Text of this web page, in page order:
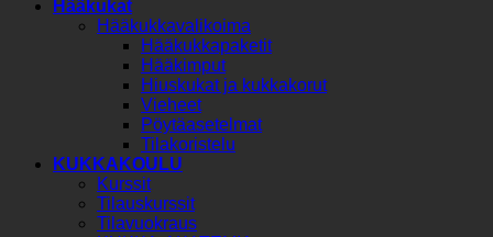
Hääkukat
Hääkukkavalikoima
Hääkukkapaketit
Hääkimput
Hiuskukat ja kukkakorut
Vieheet
Pöytäasetelmat
Tilakoristelu
KUKKAKOULU
Kurssit
Tilauskurssit
Tilavuokraus